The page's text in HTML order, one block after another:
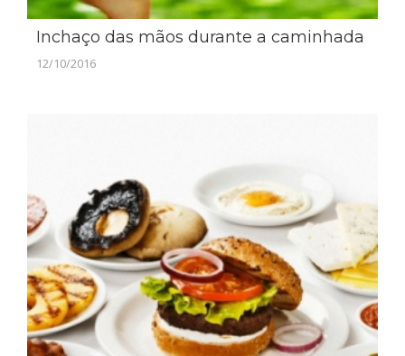
Inchaço das mãos durante a caminhada
12/10/2016